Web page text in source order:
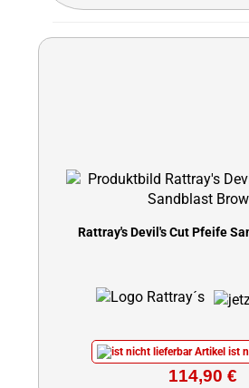
Rattray's Devil's Cut Pfeife
Artikel ist
114,90 €